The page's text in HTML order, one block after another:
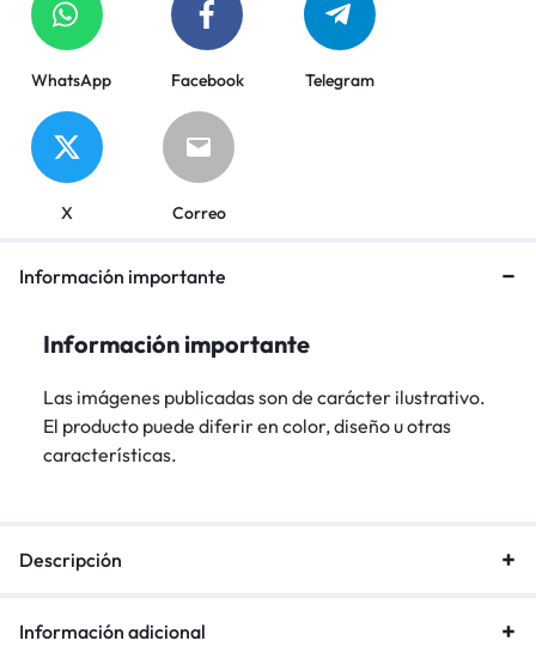
WhatsApp Facebook Telegram
X Correo
Información importante
Información importante
Las imágenes publicadas son de carácter ilustrativo.
El producto puede diferir en color, diseño u otras
características.
Descripción
Información adicional